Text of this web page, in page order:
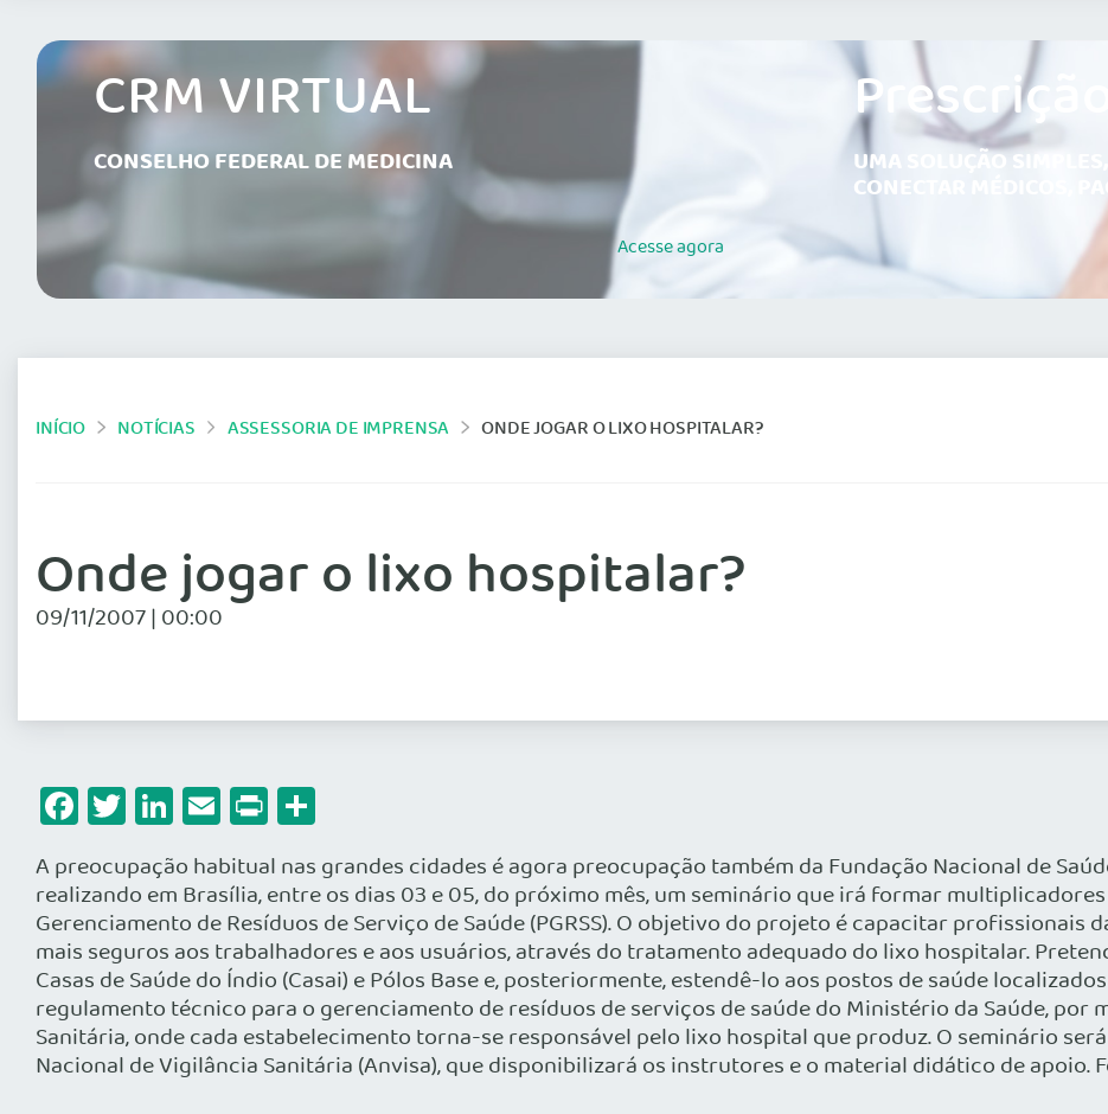
CRM VIRTUAL
CONSELHO FEDERAL DE MEDICINA
Acesseagora
UMA SOLUÇÃO
CONECTAR MÉDICOS,
INÍCIO NOTÍCIAS ASSESSORIA DE IMPRENSA ONDE JOGAR O LIXO HOSPITALAR?
Onde jogar o lixo hospitalar?
09/11/2007 | 00:00
Facebook
Twitter
LinkedIn
Email
Print
A preocupação habitual nas grandes cidades é agora preocupação também da Fundação Nacional de
realizando em Brasília, entre os dias 03 e 05, do próximo mês, um seminário que irá formar
Gerenciamento de Resíduos de Serviço de Saúde (PGRSS). O objetivo do projeto é capacitar profissionais
mais seguros aos trabalhadores e aos usuários, através do tratamento adequado do lixo hospitalar.
Casas de Saúde do Índio (Casai) e Pólos Base e, posteriormente, estendê-lo aos postos de saúde
regulamento técnico para o gerenciamento de resíduos de serviços de saúde do Ministério da Saúde, por
Sanitária, onde cada estabelecimento torna-se responsável pelo lixo hospital que produz. O seminário
Nacional de Vigilância Sanitária (Anvisa), que disponibilizará os instrutores e o material didático de apoio.